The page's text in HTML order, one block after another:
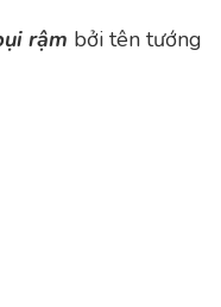
rậm bởi tên tướng